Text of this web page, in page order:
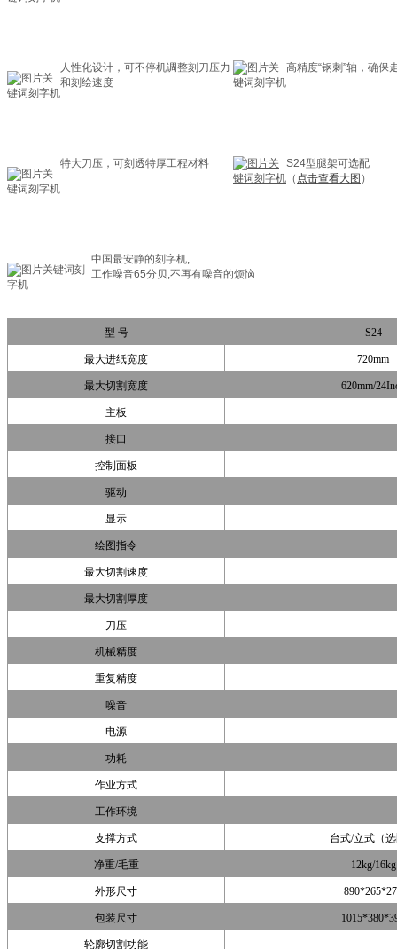
人性化设计，可不停机调整刻刀压力
和刻绘速度
高精度“钢刺”轴，确保
特大刀压，可刻透特厚工程材料
S24型腿架可选配
（ 点击查看大图 ）
中国最安静的刻字机,
工作噪音65分贝,不再有噪音的烦恼
型 号 S24
最大进纸宽度 720mm
最大切割宽度 620mm/
主板
接口
控制面板
驱动
显示
绘图指令
最大切割速度
最大切割厚度
刀压
机械精度
重复精度
噪音
电源
功耗
作业方式
工作环境
支撑方式 台式/立式（
净重/毛重 12kg/16kg
外形尺寸
包装尺寸
轮廓切割功能